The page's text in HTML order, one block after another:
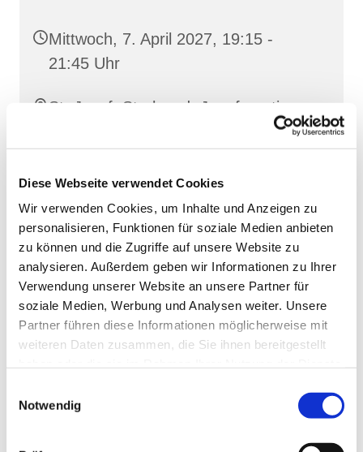
Diese Webseite verwendet Cookies
Wir verwenden Cookies, um Inhalte und Anzeigen zu
personalisieren, Funktionen für soziale Medien anbieten
zu können und die Zugriffe auf unsere Website zu
analysieren. Außerdem geben wir Informationen zu Ihrer
Verwendung unserer Website an unsere Partner für
soziale Medien, Werbung und Analysen weiter. Unsere
Partner führen diese Informationen möglicherweise mit
weiteren Daten zusammen, die Sie ihnen bereitgestellt
Notwendig
Mittwoch, 7. April 2027, 19:15 -
21:45 Uhr
St. Josef, Stralsund, Jungfernstieg